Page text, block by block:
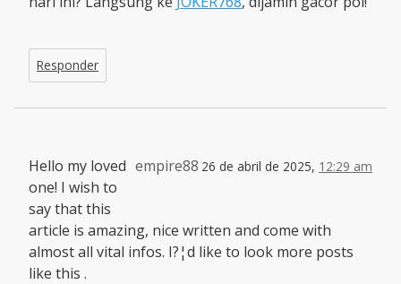
Responder
empire88 26 de abril de 2025, 12:29 am
Hello my loved
one! I wish to
say that this
article is amazing, nice written and come with
almost all vital infos. I?¦d like to look more posts
like this .